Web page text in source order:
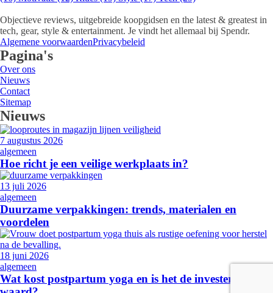
Objectieve reviews, uitgebreide koopgidsen en the latest & greatest in
tech, gear, style & entertainment. Je vindt het allemaal bij Spendr.
Algemene voorwaardenPrivacybeleid
Pagina's
Over ons
Nieuws
Contact
Sitemap
Nieuws
7 augustus 2026
algemeen
Hoe richt je een veilige werkplaats in?
13 juli 2026
algemeen
Duurzame verpakkingen: trends, materialen en
voordelen
18 juni 2026
algemeen
Wat kost postpartum yoga en is het de investering